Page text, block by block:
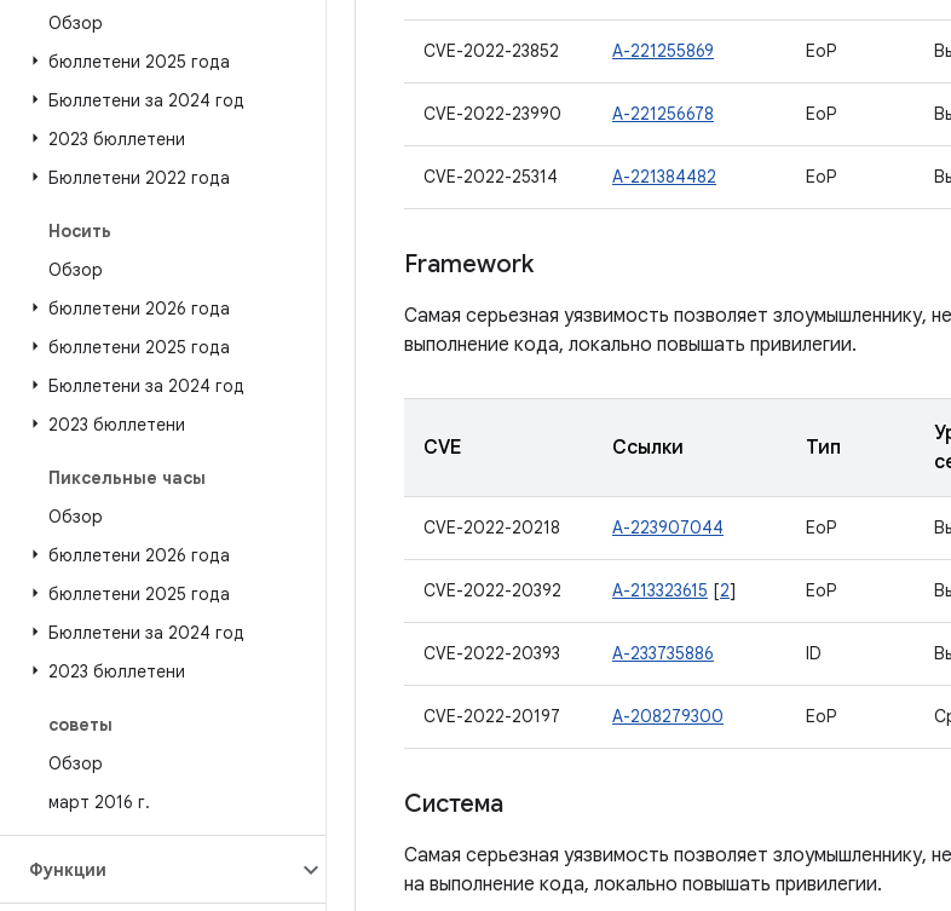
Обзор
бюллетени 2025 года
Бюллетени за 2024 год
2023 бюллетени
Бюллетени 2022 года
Носить
Обзор
бюллетени 2026 года
бюллетени 2025 года
Бюллетени за 2024 год
2023 бюллетени
Пиксельные часы
Обзор
бюллетени 2026 года
бюллетени 2025 года
Бюллетени за 2024 год
2023 бюллетени
советы
Обзор
март 2016 г.
Функции
CVE-2022-23852 A-221255869 EoP
CVE-2022-23990 A-221256678 EoP
CVE-2022-25314 A-221384482 EoP
Framework
Самая серьезная уязвимость позволяет злоумышленнику,
выполнение кода, локально повышать привилегии.
CVE Ссылки Тип
CVE-2022-20218 A-223907044 EoP
CVE-2022-20392 A-213323615 [2] EoP
CVE-2022-20393 A-233735886 ID
CVE-2022-20197 A-208279300 EoP
Система
Самая серьезная уязвимость позволяет злоумышленнику,
на выполнение кода, локально повышать привилегии.